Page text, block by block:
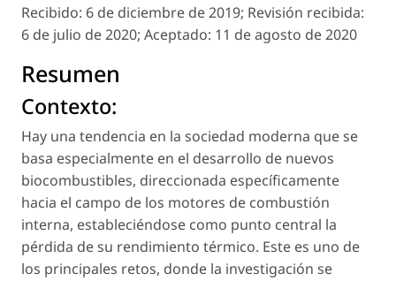
Recibido: 6 de diciembre de 2019; Revisión recibida:
6 de julio de 2020; Aceptado: 11 de agosto de 2020
Resumen
Contexto:
Hay una tendencia en la sociedad moderna que se
basa especialmente en el desarrollo de nuevos
biocombustibles, direccionada específicamente
hacia el campo de los motores de combustión
interna, estableciéndose como punto central la
pérdida de su rendimiento térmico. Este es uno de
los principales retos, donde la investigación se